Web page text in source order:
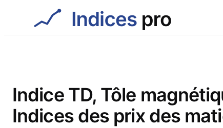
contenu
Indice TD, Tôle
Indices des prix des